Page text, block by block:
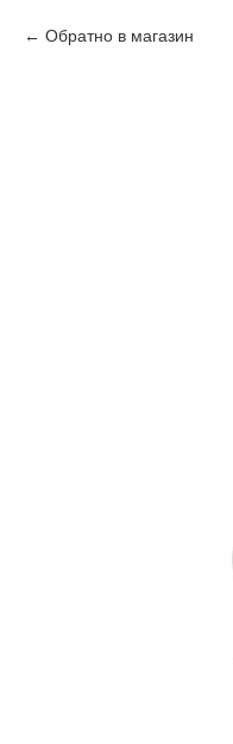
Обратно в магазин